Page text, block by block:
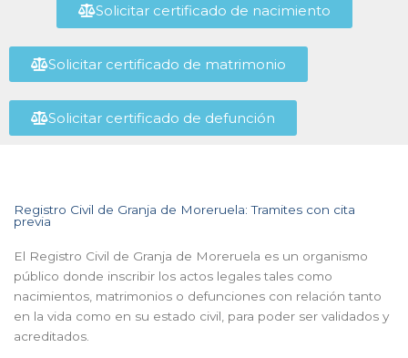
Solicitar certificado de nacimiento
Solicitar certificado de matrimonio
Solicitar certificado de defunción
Registro Civil de Granja de Moreruela: Tramites con cita
previa
El Registro Civil de Granja de Moreruela es un organismo
público donde inscribir los actos legales tales como
nacimientos, matrimonios o defunciones con relación tanto
en la vida como en su estado civil, para poder ser validados y
acreditados.